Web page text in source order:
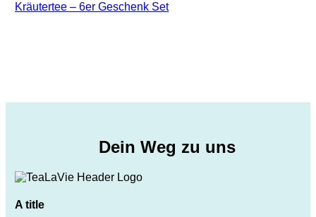
Kräutertee – 6er Geschenk Set
Dein Weg zu uns
A title